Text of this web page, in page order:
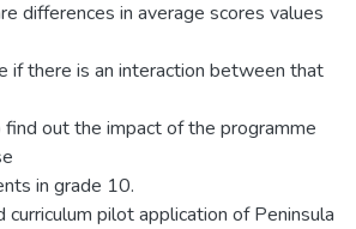
differences in average scores values
if there is an interaction between that
out the impact of the programme
in grade 10.
curriculum pilot application of Peninsula